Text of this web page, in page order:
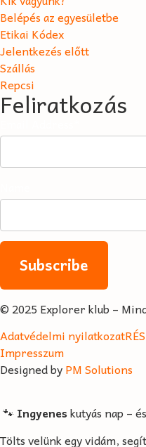
Belépés az egyesületbe
Etikai Kódex
Jelentkezés előtt
Szállás
Repcsi
Feliratkozás
© 2025 Explorer klub –
Adatvédelmi nyilatkozat
Impresszum
Designed byPM Solutions
🐾 Ingyeneskutyás nap – és
Tölts velünk egy vidám,